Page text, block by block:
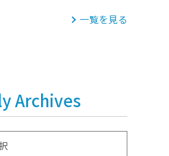
一覧を見る
Archives